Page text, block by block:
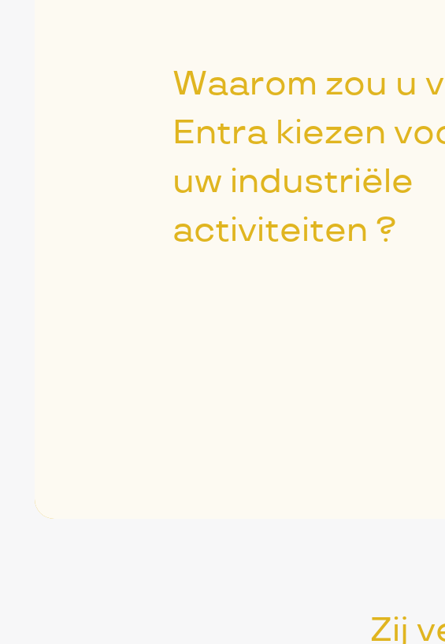
Waarom zou u
Entra kiezen
uw industriële
activiteiten ?
Zij